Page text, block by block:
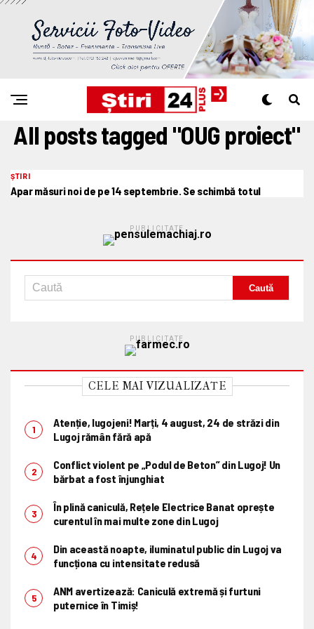
All posts tagged "OUG proiect"
ȘTIRI
Apar măsuri noi de pe 14 septembrie. Se schimbă totul
PUBLICITATE
PUBLICITATE
CELE MAI VIZUALIZATE
Atenție, lugojeni! Marți, 4 august, 24 de străzi din
Lugoj rămân fără apă
Conflict violent pe „Podul de Beton” din Lugoj! Un
bărbat a fost înjunghiat
În plină caniculă, Rețele Electrice Banat oprește
curentul în mai multe zone din Lugoj
Din această noapte, iluminatul public din Lugoj va
funcționa cu intensitate redusă
ANM avertizează: Caniculă extremă și furtuni
puternice în Timiș!